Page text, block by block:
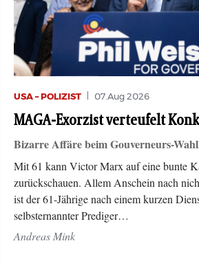
USA – POLIZIST 07.Aug 2026
MAGA-Exorzist verteufelt
Bizarre Affäre beim Gouverneurs-
Mit 61 kann Victor Marx auf eine bunte
zurückschauen. Allem Anschein nach
ist der 61-Jährige nach einem kurzen
selbsternannter Prediger…
Andreas Mink